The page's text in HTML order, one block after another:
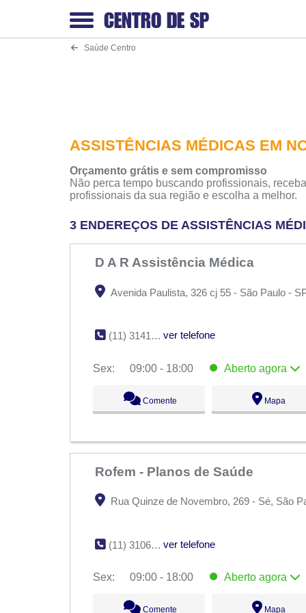
CENTRO DE SP
Saúde Centro
ASSISTÊNCIAS MÉDICAS EM
Orçamento grátis e sem compromisso
Não perca tempo buscando profissionais,
profissionais da sua região e escolha a melhor.
3 ENDEREÇOS DE ASSISTÊNCIAS
D A R Assistência Médica
Avenida Paulista, 326 cj 55 - São Paulo -
(11) 3141-0988 ver telefone
Sex: 09:00 - 18:00 Abertoagora
09:00 - 18:00
Qua:
09:00 - 18:00
Sex:
09:00 - 18:00 Abertoagora
Sáb:
Fechado
Dom:
Fechado
Comente Mapa
Rofem - Planos de Saúde
Rua Quinze de Novembro, 269 - Sé, São
(11) 3106-1046 ver telefone
Sex: 09:00 - 18:00 Abertoagora
Comente Mapa